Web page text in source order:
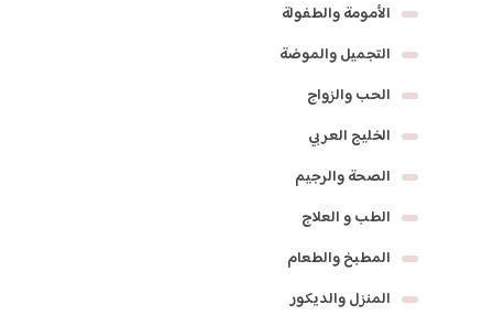
الأمومة والطفولة
التجميل والموضة
الحب والزواج
الخليج العربي
الصحة والرجيم
الطب و العلاج
المطبخ والطعام
المنزل والديكور